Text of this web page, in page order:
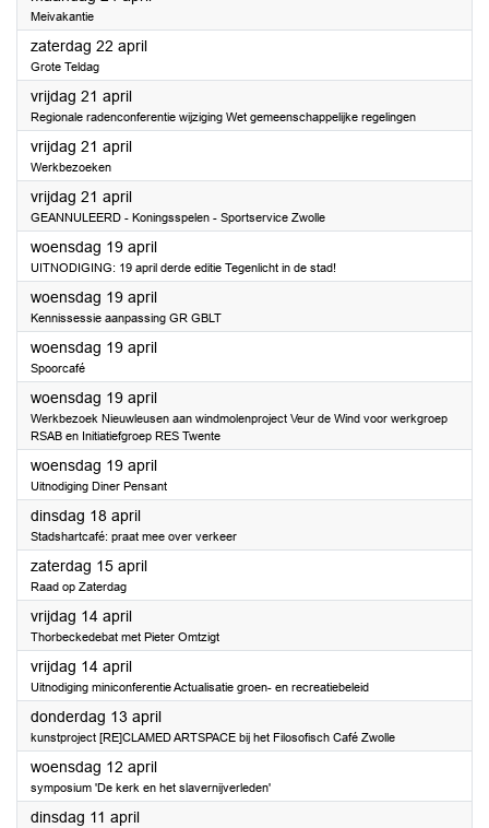
Meivakantie
zaterdag 22 april2023
Grote Teldag
vrijdag 21 april2023
Regionale radenconferentie wijziging Wet gemeenschappelijke regelingen
vrijdag 21 april2023
Werkbezoeken
vrijdag 21 april2023
GEANNULEERD - Koningsspelen - Sportservice Zwolle
woensdag 19 april2023
UITNODIGING: 19 april derde editie Tegenlicht in de stad!
woensdag 19 april2023
Kennissessie aanpassing GR GBLT
woensdag 19 april2023
Spoorcafé
woensdag 19 april2023
Werkbezoek Nieuwleusen aan windmolenproject Veur de Wind voor werkgroep
RSAB en Initiatiefgroep RES Twente
woensdag 19 april2023
Uitnodiging Diner Pensant
dinsdag 18 april2023
Stadshartcafé: praat mee over verkeer
zaterdag 15 april2023
Raad op Zaterdag
vrijdag 14 april2023
Thorbeckedebat met Pieter Omtzigt
vrijdag 14 april2023
Uitnodiging miniconferentie Actualisatie groen- en recreatiebeleid
donderdag 13 april2023
kunstproject [RE]CLAMED ARTSPACE bij het Filosofisch Café Zwolle
woensdag 12 april2023
symposium 'De kerk en het slavernijverleden'
dinsdag 11 april2023